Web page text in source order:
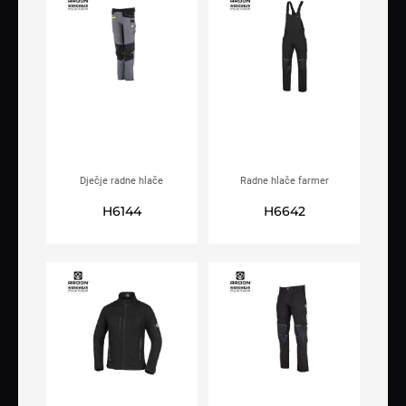
Dječje radne hlače
H6144
Radne hlače farmer
H6642